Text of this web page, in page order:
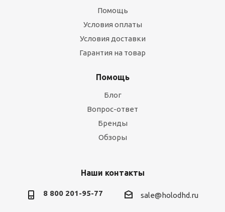
Помощь
Условия оплаты
Условия доставки
Гарантия на товар
Помощь
Блог
Вопрос-ответ
Бренды
Обзоры
Наши контакты
8 800 201-95-77 sale@holodhd.ru